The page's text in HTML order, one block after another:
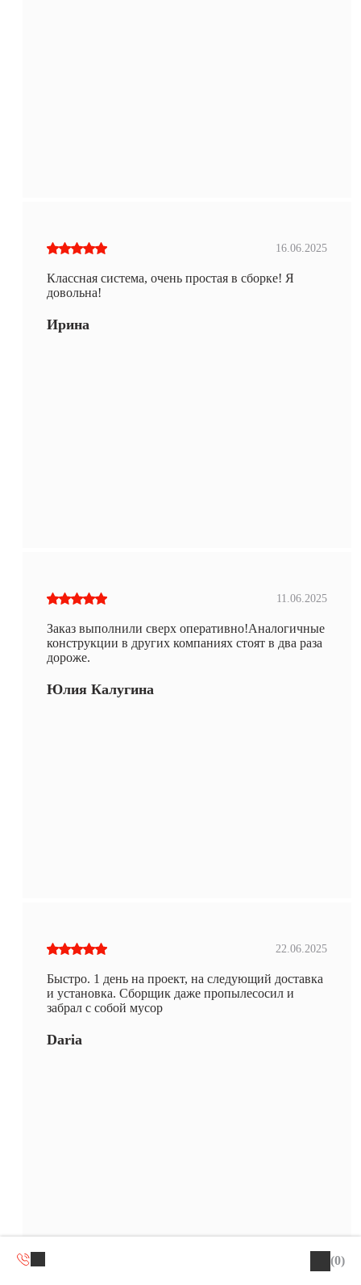
(0)
16.06.2025
Классная система, очень простая в сборке! Я
довольна!
Ирина
11.06.2025
Заказ выполнили сверх оперативно!Аналогичные
конструкции в других компаниях стоят в два раза
дороже.
Юлия Калугина
22.06.2025
Быстро. 1 день на проект, на следующий доставка
и установка. Сборщик даже пропылесосил и
забрал с собой мусор
Daria